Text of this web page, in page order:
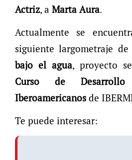
Actriz, a Marta Aura.
Actualmente se
siguiente largometraje
bajo el agua, proyecto
Curso de
Iberoamericanosde
Te puede interesar: